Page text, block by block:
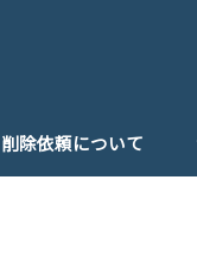
削除依頼について